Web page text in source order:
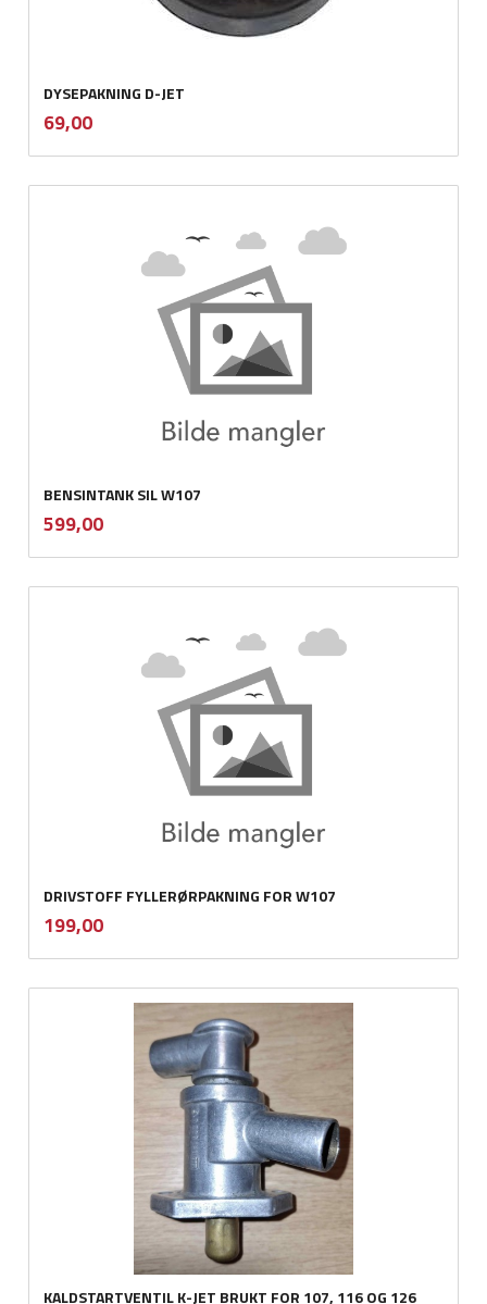
DYSEPAKNING D-JET
Pris
69,00mva.
BENSINTANK SIL W107
Pris
599,00mva.
DRIVSTOFF FYLLERØRPAKNING FOR W107
Pris
199,00mva.
KALDSTARTVENTIL K-JET BRUKT FOR 107, 116 OG 126